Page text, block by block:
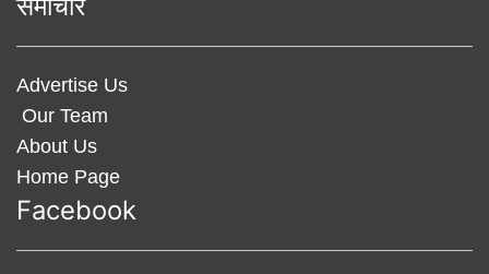
Advertise Us
Our Team
About Us
Home Page
Facebook